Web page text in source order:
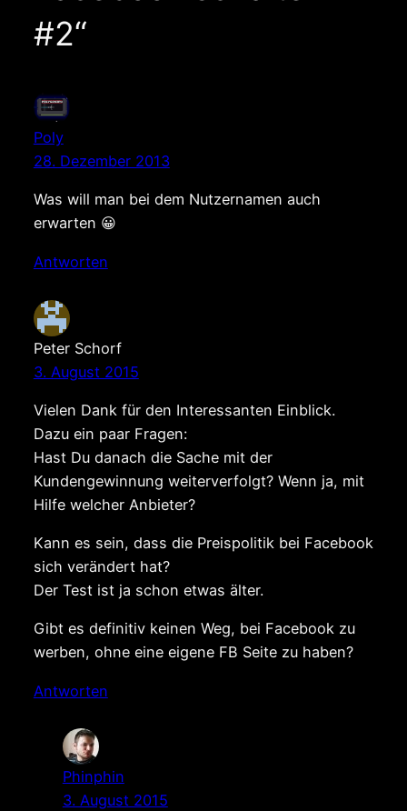
#2“
Poly
28. Dezember 2013
Was will man bei dem Nutzernamen auch
erwarten 😀
Antworten
Peter Schorf
3. August 2015
Vielen Dank für den Interessanten Einblick.
Dazu ein paar Fragen:
Hast Du danach die Sache mit der
Kundengewinnung weiterverfolgt? Wenn ja, mit
Hilfe welcher Anbieter?
Kann es sein, dass die Preispolitik bei Facebook
sich verändert hat?
Der Test ist ja schon etwas älter.
Gibt es definitiv keinen Weg, bei Facebook zu
werben, ohne eine eigene FB Seite zu haben?
Antworten
Phinphin
3. August 2015